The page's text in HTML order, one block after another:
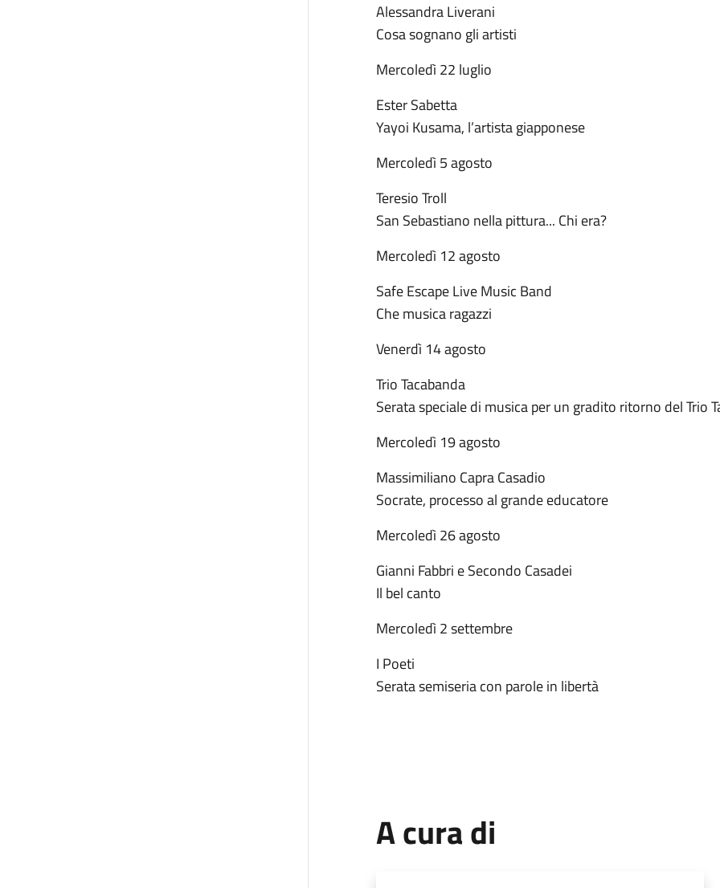
Alessandra Liverani
Cosa sognano gli artisti
Mercoledì 22 luglio
Ester Sabetta
Yayoi Kusama, l’artista giapponese
Mercoledì 5 agosto
Teresio Troll
San Sebastiano nella pittura... Chi era?
Mercoledì 12 agosto
Safe Escape Live Music Band
Che musica ragazzi
Venerdì 14 agosto
Trio Tacabanda
Serata speciale di musica per un gradito ritorno del Trio
Mercoledì 19 agosto
Massimiliano Capra Casadio
Socrate, processo al grande educatore
Mercoledì 26 agosto
Gianni Fabbri e Secondo Casadei
Il bel canto
Mercoledì 2 settembre
I Poeti
Serata semiseria con parole in libertà
A cura di